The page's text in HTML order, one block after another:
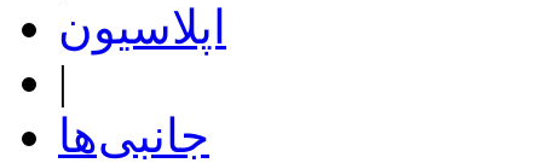
اپلاسیون
|
جانبی‌ها